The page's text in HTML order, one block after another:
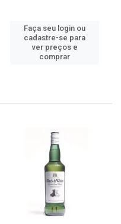
Faça seu login ou
cadastre-se para
ver preços e
comprar